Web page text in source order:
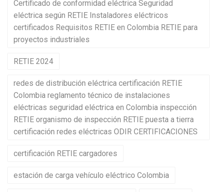
Certificado de conformidad eléctrica Seguridad
eléctrica según RETIE Instaladores eléctricos
certificados Requisitos RETIE en Colombia RETIE para
proyectos industriales
RETIE 2024
redes de distribución eléctrica certificación RETIE
Colombia reglamento técnico de instalaciones
eléctricas seguridad eléctrica en Colombia inspección
RETIE organismo de inspección RETIE puesta a tierra
certificación redes eléctricas ODIR CERTIFICACIONES
certificación RETIE cargadores
estación de carga vehículo eléctrico Colombia